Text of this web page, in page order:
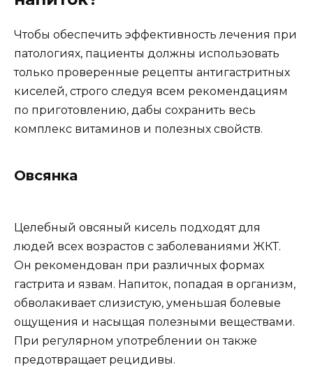
Чтобы обеспечить эффективность лечения при
патологиях, пациенты должны использовать
только проверенные рецепты антигастритных
киселей, строго следуя всем рекомендациям
по приготовлению, дабы сохранить весь
комплекс витаминов и полезных свойств.
Овсянка
Целебный овсяный кисель подходят для
людей всех возрастов с заболеваниями ЖКТ.
Он рекомендован при различных формах
гастрита и язвам. Напиток, попадая в организм,
обволакивает слизистую, уменьшая болевые
ощущения и насыщая полезными веществами.
При регулярном употреблении он также
предотвращает рецидивы.